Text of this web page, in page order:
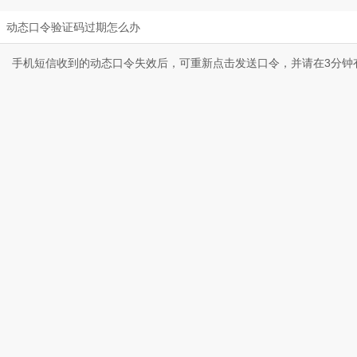
动态口令验证码过期怎么办
手机短信收到的动态口令失效后，可重新点击发送口令，并请在3分钟